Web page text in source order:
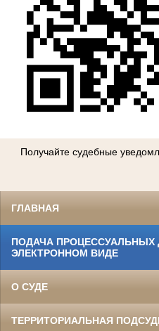
Получайте судебные
ГЛАВНАЯ
ПОДАЧА ПРОЦЕССУАЛЬНЫХ
ЭЛЕКТРОННОМ ВИДЕ
О СУДЕ
ТЕРРИТОРИАЛЬНАЯ